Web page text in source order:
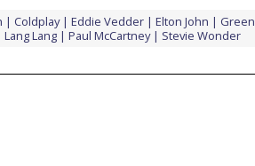
Coldplay Eddie Vedder Elton John
Green
Lang Lang Paul McCartney Stevie Wonder